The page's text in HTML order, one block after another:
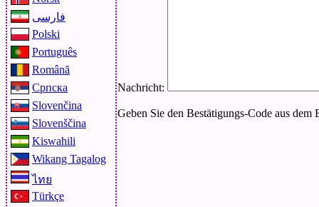
فارسی
Polski
Português
Română
Српска
Slovenčina
Slovenščina
Kiswahili
Wikang Tagalog
ไทย
Türkçe
Nachricht:
Geben Sie den Bestätigungs-Code aus